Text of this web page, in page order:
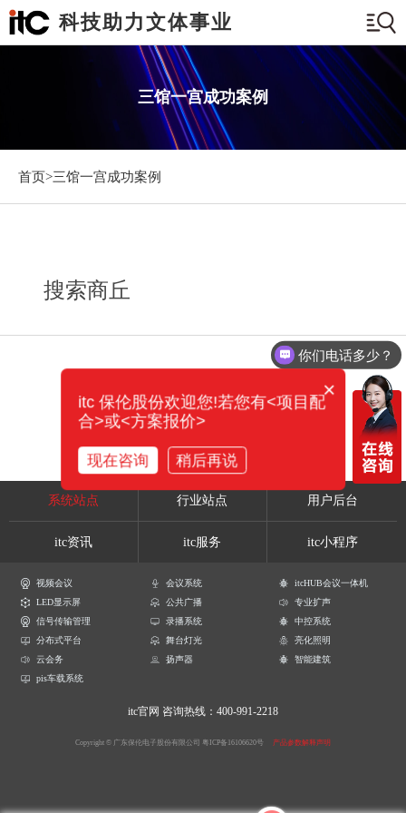
科技助力文体事业
三馆一宫成功案例
首页>三馆一宫成功案例
搜索商丘
系统站点 行业站点 用户后台
itc资讯 itc服务 itc小程序
视频会议 会议系统
itcHUB会议一体机
LED显示屏
公共广播
专业扩声
信号传输管理
录播系统
中控系统
分布式平台
舞台灯光
亮化照明
云会务
扬声器
智能建筑
pis车载系统
itc官网 咨询热线：400-991-2218
Copyright © 广东保伦电子股份有限公司 粤ICP备16106620号 产品参数解释声明
你们电话多少？
×
itc 保伦股份欢迎您!若您有<项目配
合>或<方案报价>
现在咨询 稍后再说